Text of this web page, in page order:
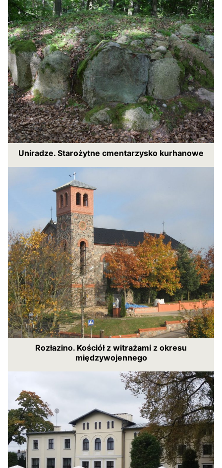
Uniradze. Starożytne cmentarzysko kurhanowe
Rozłazino. Kościół z witrażami z okresu
międzywojennego